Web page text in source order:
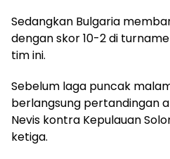
Sedangkan Bulgaria
dengan skor 10-2 di
tim ini.
Sebelum laga puncak
berlangsung pertandingan
Nevis kontra Kepulauan
ketiga.